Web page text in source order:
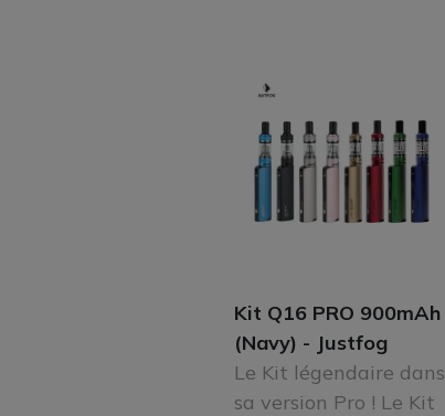
Kit Q16 PRO 900mAh
(Navy) - Justfog
Le Kit légendaire dans
sa version Pro ! Le Kit